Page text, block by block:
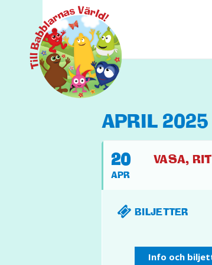
APRIL 2025
20
APR
VASA,
BILJETTER
Info och